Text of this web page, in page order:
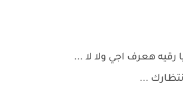
هعرف اجي ولا لا ...
...